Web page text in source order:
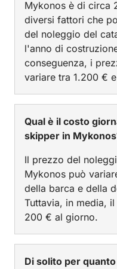
Mykonos è di circa
diversi fattori che
del noleggio del
l'anno di
conseguenza, i
variare tra 1.200 €
Qual è il costo
skipper in
Il prezzo del
Mykonos può
della barca e della
Tuttavia, in media,
200 € al giorno.
Di solito per